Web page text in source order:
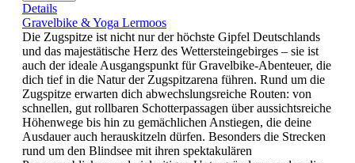
Details
Gravelbike & Yoga Lermoos
Die Zugspitze ist nicht nur der höchste Gipfel Deutschlands
und das majestätische Herz des Wettersteingebirges – sie ist
auch der ideale Ausgangspunkt für Gravelbike-Abenteuer, die
dich tief in die Natur der Zugspitzarena führen. Rund um die
Zugspitze erwarten dich abwechslungsreiche Routen: von
schnellen, gut rollbaren Schotterpassagen über aussichtsreiche
Höhenwege bis hin zu gemächlichen Anstiegen, die deine
Ausdauer auch herauskitzeln dürfen. Besonders die Strecken
rund um den Blindsee mit ihren spektakulären